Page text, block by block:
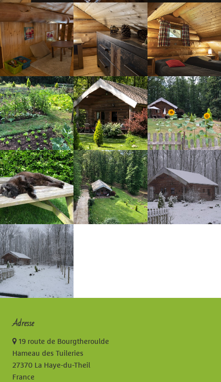
Adresse
19 route de Bourgtheroulde
Hameau des Tuileries
27370 La Haye-du-Theil
France